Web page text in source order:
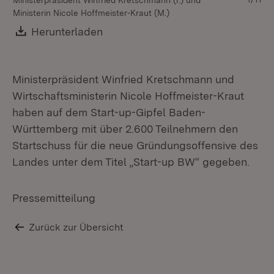
Ministerin Nicole Hoffmeister-Kraut (M.)
Download:
Herunterladen
Ministerpräsident Winfried Kretschmann und
Wirtschaftsministerin Nicole Hoffmeister-Kraut
haben auf dem Start-up-Gipfel Baden-
Württemberg mit über 2.600 Teilnehmern den
Startschuss für die neue Gründungsoffensive des
Landes unter dem Titel „Start-up BW“ gegeben.
Pressemitteilung
Zurück zur Übersicht